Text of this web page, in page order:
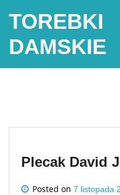
TOREBKI
DAMSKIE
Plecak David
Posted on 7 listopada